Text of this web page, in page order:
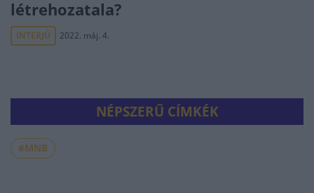
létrehozatala?
INTERJÚ 2022. máj. 4.
NÉPSZERŰ CÍMKÉK
#MNB